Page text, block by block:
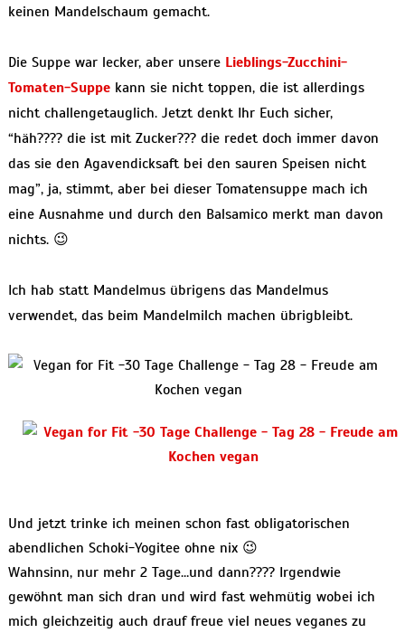
keinen Mandelschaum gemacht.
Die Suppe war lecker, aber unsere Lieblings-Zucchini-
Tomaten-Suppekann sie nicht toppen, die ist allerdings
nicht challengetauglich. Jetzt denkt Ihr Euch sicher,
“häh???? die ist mit Zucker??? die redet doch immer davon
das sie den Agavendicksaft bei den sauren Speisen nicht
mag”, ja, stimmt, aber bei dieser Tomatensuppe mach ich
eine Ausnahme und durch den Balsamico merkt man davon
nichts. 😉
Ich hab statt Mandelmus übrigens das Mandelmus
verwendet, das beim Mandelmilch machen übrigbleibt.
Und jetzt trinke ich meinen schon fast obligatorischen
abendlichen Schoki-Yogitee ohne nix 😉
Wahnsinn, nur mehr 2 Tage…und dann???? Irgendwie
gewöhnt man sich dran und wird fast wehmütig wobei ich
mich gleichzeitig auch drauf freue viel neues veganes zu